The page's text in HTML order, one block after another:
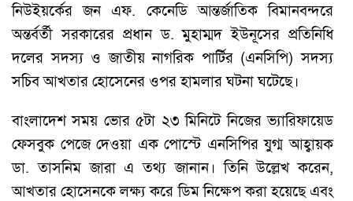
নিউইয়র্কের জন এফ. কেনেডি আন্তর্জাতিক বিমানবন্দরে
অন্তর্বর্তী সরকারের প্রধান ড. মুহাম্মদ ইউনূসের প্রতিনিধি
দলের সদস্য ও জাতীয় নাগরিক পার্টির (এনসিপি) সদস্য
সচিব আখতার হোসেনের ওপর হামলার ঘটনা ঘটেছে।
বাংলাদেশ সময় ভোর ৫টা ২৩ মিনিটে নিজের ভ্যারিফায়েড
ফেসবুক পেজে দেওয়া এক পোস্টে এনসিপির যুগ্ম আহ্বায়ক
ডা. তাসনিম জারা এ তথ্য জানান। তিনি উল্লেখ করেন,
আখতার হোসেনকে লক্ষ্য করে ডিম নিক্ষেপ করা হয়েছে এবং